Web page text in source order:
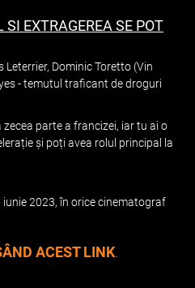
EXTRAGEREA SE POT
Dominic Toretto (Vin
- temutul traficant de droguri
parte a francizei, iar tu ai o
și poți avea rolul principal la
2023, în orice cinematograf
ACEST LINK.